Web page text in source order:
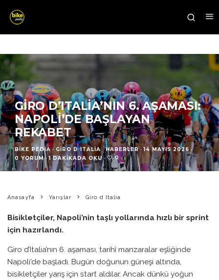
GIRO D’ITALIA’NIN 6. AŞAMASI:
NAPOLI’DE BAŞLAYAN
REKABET
BIKE PEDIA · GIRO D ITALIA HABERLER · 14 MAYIS 2026 ·
0 YORUM · 1 DAKIKADA OKU · 0
Anasayfa Yarışlar Giro d Italia
Bisikletçiler, Napoli’nin taşlı yollarında hızlı bir sprint
için hazırlandı.
Giro d’Italia’nın 6. aşaması, tarihî manzaralar eşliğinde
Napoli’de başladı. Bugün doğunun güneşi altında,
bisikletçiler yarış için start aldılar. Ancak dünkü yoğun